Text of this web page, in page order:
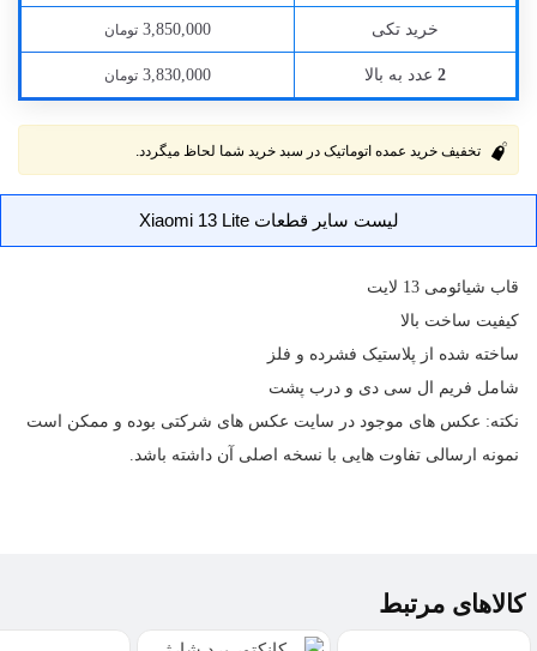
خرید تکی 3,850,000 تومان
2 عدد به بالا 3,830,000 تومان
تخفیف خرید عمده اتوماتیک در سبد خرید شما لحاظ میگردد.
لیست سایر قطعات Xiaomi 13 Lite
قاب شیائومی 13 لایت
کیفیت ساخت بالا
ساخته شده از پلاستیک فشرده و فلز
شامل فریم ال سی دی و درب پشت
نکته: عکس های موجود در سایت عکس های شرکتی بوده و ممکن است
نمونه ارسالی تفاوت هایی با نسخه اصلی آن داشته باشد.
کالاهای مرتبط